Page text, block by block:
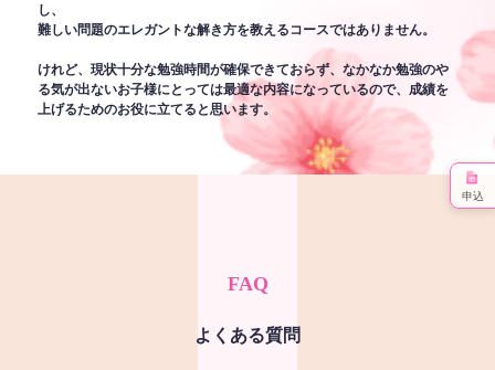
し、
難しい問題のエレガントな解き方を教えるコースではありません。
けれど、現状十分な勉強時間が確保できておらず、なかなか勉強のや
る気が出ないお子様にとっては最適な内容になっているので、成績を
上げるためのお役に立てると思います。
FAQ
よくある質問
申込